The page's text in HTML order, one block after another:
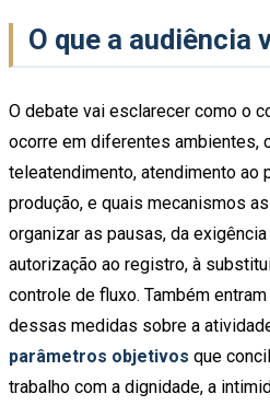
O que a audiência
O debate vai esclarecer como o
ocorre em diferentes ambientes,
teleatendimento, atendimento ao
produção, e quais mecanismos
organizar as pausas, da
autorização ao registro, à
controle de fluxo. Também
dessas medidas sobre a
parâmetros objetivos que
trabalho com a dignidade, a